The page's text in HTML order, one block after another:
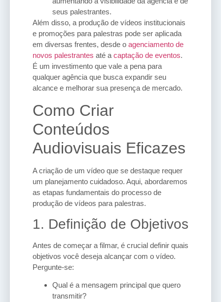
seus palestrantes.
Além disso, a produção de vídeos institucionais
e promoções para palestras pode ser aplicada
em diversas frentes, desde o agenciamento de
novos palestrantes até a captação de eventos.
É um investimento que vale a pena para
qualquer agência que busca expandir seu
alcance e melhorar sua presença de mercado.
Como Criar
Conteúdos
Audiovisuais Eficazes
A criação de um vídeo que se destaque requer
um planejamento cuidadoso. Aqui, abordaremos
as etapas fundamentais do processo de
produção de vídeos para palestras.
1. Definição de Objetivos
Antes de começar a filmar, é crucial definir quais
objetivos você deseja alcançar com o vídeo.
Pergunte-se:
Qual é a mensagem principal que quero
transmitir?